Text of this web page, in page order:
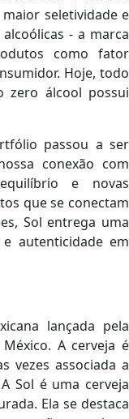
seletividade e
- a marca
como fator
Hoje, todo
álcool possui
passou a ser
conexão com
e novas
que se conectam
Sol entrega uma
autenticidade em
lançada pela
A cerveja é
vezes associada a
Sol é uma cerveja
Ela se destaca